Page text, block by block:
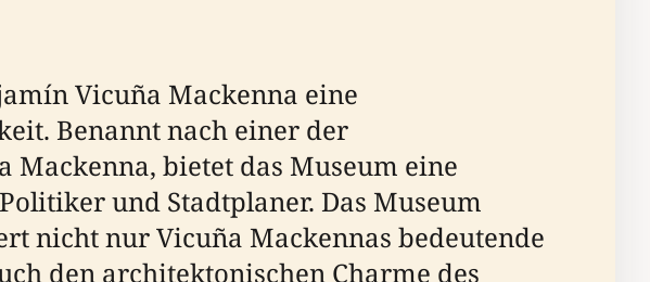
Vicuña Mackenna eine
Benannt nach einer der
bietet das Museum eine
und Stadtplaner. Das Museum
nicht nur Vicuña Mackennas bedeutende
den architektonischen Charme des